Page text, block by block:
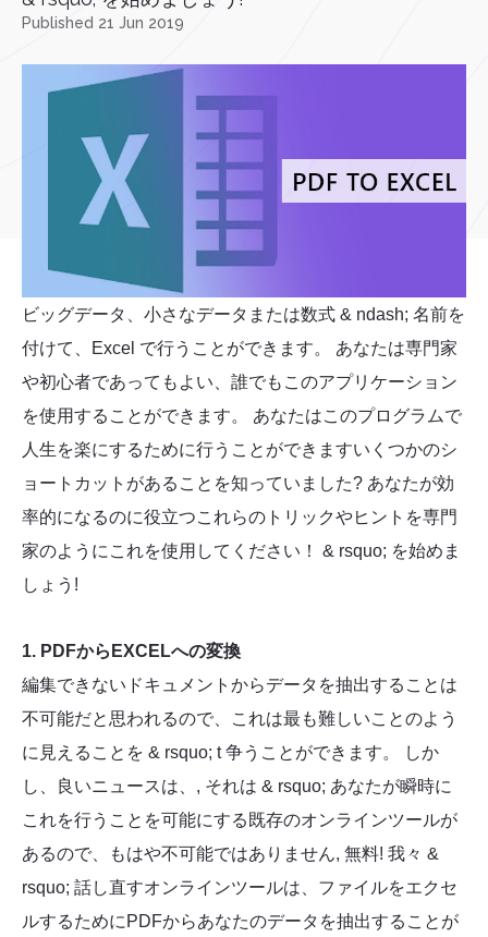
Published 21 Jun 2019
ビッグデータ、小さなデータまたは数式 & ndash; 名前を
付けて、Excel で行うことができます。 あなたは専門家
や初心者であってもよい、誰でもこのアプリケーション
を使用することができます。 あなたはこのプログラムで
人生を楽にするために行うことができますいくつかのシ
ョートカットがあることを知っていました? あなたが効
率的になるのに役立つこれらのトリックやヒントを専門
家のようにこれを使用してください！ & rsquo; を始めま
しょう!
1. PDFからEXCELへの変換
編集できないドキュメントからデータを抽出することは
不可能だと思われるので、これは最も難しいことのよう
に見えることを & rsquo; t 争うことができます。 しか
し、良いニュースは、, それは & rsquo; あなたが瞬時に
これを行うことを可能にする既存のオンラインツールが
あるので、もはや不可能ではありません, 無料! 我々 &
rsquo; 話し直すオンラインツールは、ファイルをエクセ
ルするためにPDFからあなたのデータを抽出することが